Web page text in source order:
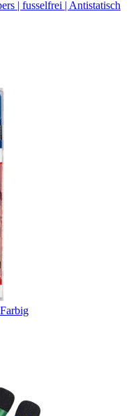
| fusselfrei | Antistatisch